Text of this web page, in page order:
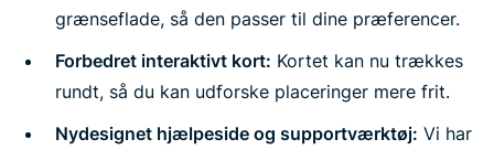
grænseflade, så den passer til dine præferencer.
Forbedret interaktivt kort: Kortet kan nu trækkes
rundt, så du kan udforske placeringer mere frit.
Nydesignet hjælpeside og supportværktøj: Vi har